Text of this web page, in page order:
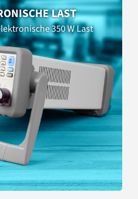
LAST
350 W Last